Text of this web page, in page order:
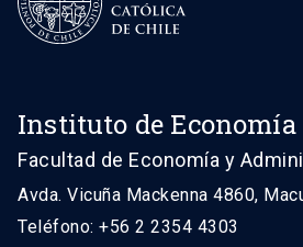
Instituto de Economía
Facultad de Economía y
Avda. Vicuña Mackenna 4860,
Teléfono: +56 2 2354 4303